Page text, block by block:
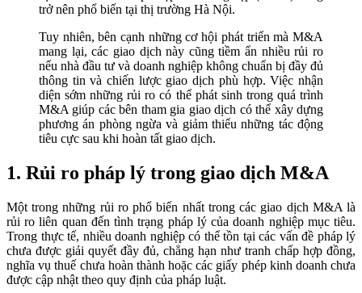
trở nên phổ biến tại thị trường Hà Nội.
Tuy nhiên, bên cạnh những cơ hội phát triển mà M&A
mang lại, các giao dịch này cũng tiềm ẩn nhiều rủi ro
nếu nhà đầu tư và doanh nghiệp không chuẩn bị đầy đủ
thông tin và chiến lược giao dịch phù hợp. Việc nhận
diện sớm những rủi ro có thể phát sinh trong quá trình
M&A giúp các bên tham gia giao dịch có thể xây dựng
phương án phòng ngừa và giảm thiểu những tác động
tiêu cực sau khi hoàn tất giao dịch.
1. Rủi ro pháp lý trong giao dịch M&A
Một trong những rủi ro phổ biến nhất trong các giao dịch M&A là
rủi ro liên quan đến tình trạng pháp lý của doanh nghiệp mục tiêu.
Trong thực tế, nhiều doanh nghiệp có thể tồn tại các vấn đề pháp lý
chưa được giải quyết đầy đủ, chẳng hạn như tranh chấp hợp đồng,
nghĩa vụ thuế chưa hoàn thành hoặc các giấy phép kinh doanh chưa
được cập nhật theo quy định của pháp luật.